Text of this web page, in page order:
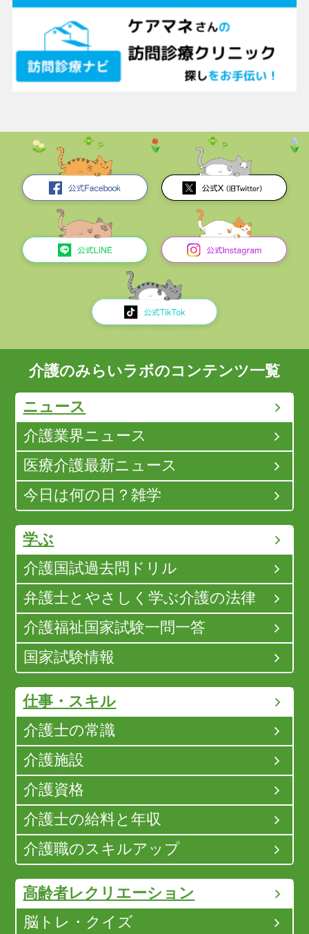
介護のみらいラボのコンテンツ一覧
ニュース
介護業界ニュース
医療介護最新ニュース
今日は何の日？雑学
学ぶ
介護国試過去問ドリル
弁護士とやさしく学ぶ介護の法律
介護福祉国家試験一問一答
国家試験情報
仕事・スキル
介護士の常識
介護施設
介護資格
介護士の給料と年収
介護職のスキルアップ
高齢者レクリエーション
脳トレ・クイズ